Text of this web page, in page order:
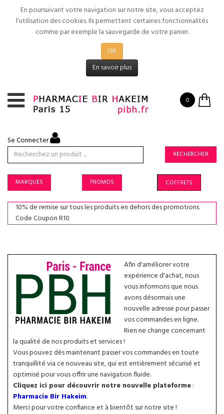
En poursuivant votre navigation sur notre site, vous acceptez
l’utilisation des cookies. Ils permettent certaines fonctionnalités
comme par exemple la sauvegarde de votre panier.
OK
En savoir plus
0
Se Connecter
RECHERCHER
MARQUES PROMOS COFFRETS
10% de remise sur tous les produits en dehors des promotions.
Code Coupon R10
Afin d'améliorer votre
expérience d'achat, nous
vous informons que nous
avons désormais une
nouvelle adresse pour passer
vos commandes en ligne.
Rien ne change concernant
la qualité de nos produits et services !
Vous pouvez dès maintenant passer vos commandes en toute
tranquillité via ce nouveau site, qui est entièrement sécurisé et
optimisé pour vous offrir une navigation fluide.
Cliquez ici pour découvrir notre nouvelle plateforme:
Pharmacie Bir Hakeim.
Merci pour votre confiance et à bientôt sur notre site !